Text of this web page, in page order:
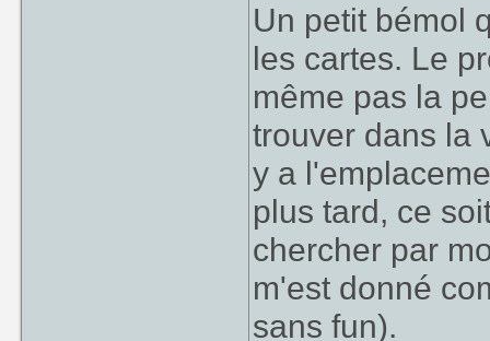
Un petit bémol
les cartes. Le
même pas la
trouver dans la
y a
plus tard, ce
chercher par
m'est donné
sans fun).